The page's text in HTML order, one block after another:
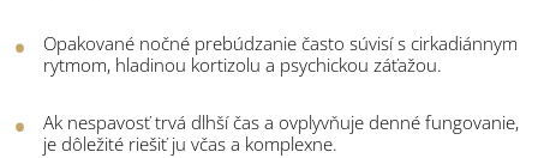
Opakované nočné prebúdzanie často súvisí s cirkadiánnym
rytmom, hladinou kortizolu a psychickou záťažou.
Ak nespavosť trvá dlhší čas a ovplyvňuje denné fungovanie,
je dôležité riešiť ju včas a komplexne.